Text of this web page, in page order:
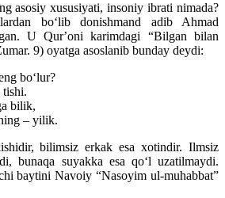
asosiy xususiyati, insoniy ibrati nimada?
boʻlib donishmand adib Ahmad
U Qurʼoni karimdagi “Bilgan bilan
9) oyatga asoslanib bunday deydi:
boʻlur?
bilik,
– yilik.
bilimsiz erkak esa xotindir. Ilmsiz
bunaqa suyakka esa qoʻl uzatilmaydi.
baytini Navoiy “Nasoyim ul-muhabbat”